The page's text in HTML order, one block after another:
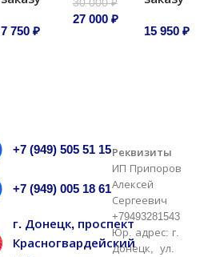
7 750₽
30 000₽
27 000 ₽
15 950₽
+7 (949) 505 51 15
+7 (949) 005 18 61
г. Донецк, проспект
Красногвардейский
Реквизиты
ИП Припоров
Алексей
Сергеевич
+79493281543
Юр. адрес: г.
Донецк, ул.